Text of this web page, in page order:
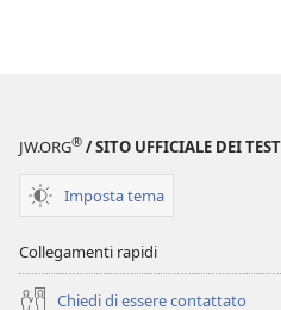
JW.ORG® / SITO UFFICIALE DEI
Imposta tema
Collegamenti rapidi
Chiedi di essere contattato